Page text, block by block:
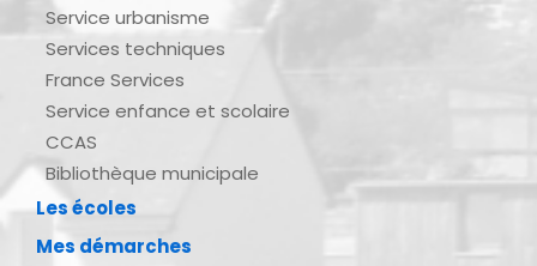
Service urbanisme
Services techniques
France Services
Service enfance et scolaire
CCAS
Bibliothèque municipale
Les écoles
Mes démarches